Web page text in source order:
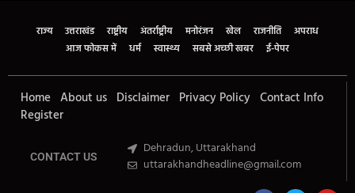
राज्य उत्तराखंड राष्ट्रीय अंतर्राष्ट्रीय मनोरंजन खेल राजनीति
अपराध
आज फोकस में
धर्म स्वास्थ्य सबसे अच्छी खबर ई-पेपर
Home About us Disclaimer Privacy Policy Contact Info
Register
CONTACT US
Dehradun, Uttarakhand
uttarakhandheadline@gmail.com